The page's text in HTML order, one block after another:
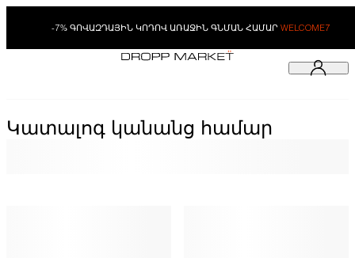
-7% ԳՈՎԱԶԴԱՅԻՆ ԿՈԴՈՎ ԱՌԱՋԻՆ ԳՆՄԱՆ ՀԱՄԱՐ WELCOME7
Կատալոգ կանանց համար